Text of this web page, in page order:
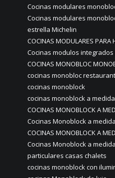
Cocinas modulares
Cocinas modulares
estrella Michelin
COCINAS MODULARES PARA
Cocinas modulos
COCINAS MONOBLOC
cocinas monobloc
cocinas monoblock
cocinas monoblock a medida
COCINAS MONOBLOCK A
Cocinas Monoblock a
COCINAS MONOBLOCK A
Cocinas Monoblock a
particulares casas chalets
cocinas monoblock con